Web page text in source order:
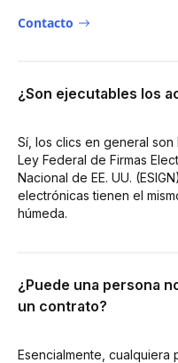
Contacto
¿Son ejecutables los
Sí, los clics en general
Ley Federal de Firmas
Nacional de EE. UU.
electrónicas tienen el
húmeda.
¿Puede una persona
un contrato?
Esencialmente,